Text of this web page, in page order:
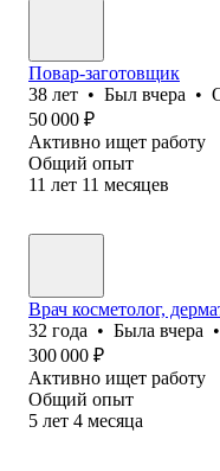
Повар-заготовщик
38 лет • Был вчера •
50 000 ₽
Активно ищет работу
Общий опыт
11 лет 11 месяцев
Врач косметолог,
32 года • Была вчера •
300 000 ₽
Активно ищет работу
Общий опыт
5 лет 4 месяца